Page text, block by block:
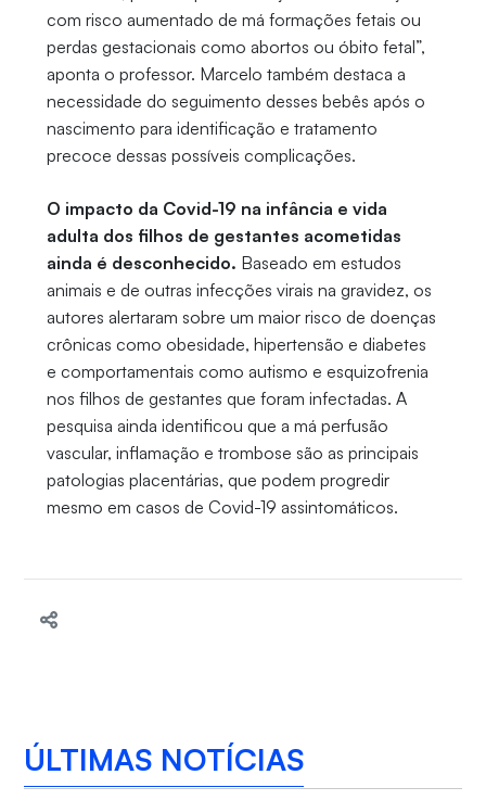
com risco aumentado de má formações fetais ou
perdas gestacionais como abortos ou óbito fetal”,
aponta o professor. Marcelo também destaca a
necessidade do seguimento desses bebês após o
nascimento para identificação e tratamento
precoce dessas possíveis complicações.
O impacto da Covid-19 na infância e vida
adulta dos filhos de gestantes acometidas
ainda é desconhecido. Baseado em estudos
animais e de outras infecções virais na gravidez, os
autores alertaram sobre um maior risco de doenças
crônicas como obesidade, hipertensão e diabetes
e comportamentais como autismo e esquizofrenia
nos filhos de gestantes que foram infectadas. A
pesquisa ainda identificou que a má perfusão
vascular, inflamação e trombose são as principais
patologias placentárias, que podem progredir
mesmo em casos de Covid-19 assintomáticos.
ÚLTIMAS NOTÍCIAS